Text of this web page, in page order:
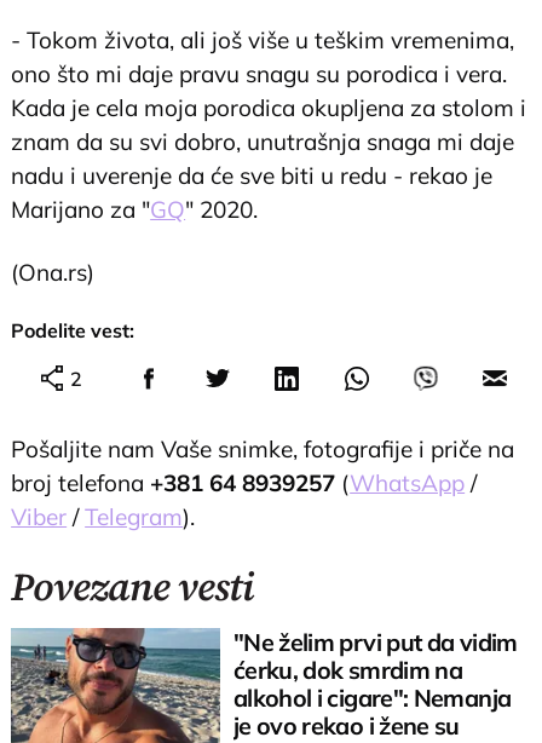
- Tokom života, ali još više u teškim vremenima,
ono što mi daje pravu snagu su porodica i vera.
Kada je cela moja porodica okupljena za stolom i
znam da su svi dobro, unutrašnja snaga mi daje
nadu i uverenje da će sve biti u redu - rekao je
Marijano za "GQ" 2020.
(Ona.rs)
Podelite vest:
2
Pošaljite nam Vaše snimke, fotografije i priče na
broj telefona +381 64 8939257 (WhatsApp /
Viber /Telegram).
Povezane vesti
"Ne želim prvi put da vidim
ćerku, dok smrdim na
alkohol i cigare": Nemanja
je ovo rekao i žene su